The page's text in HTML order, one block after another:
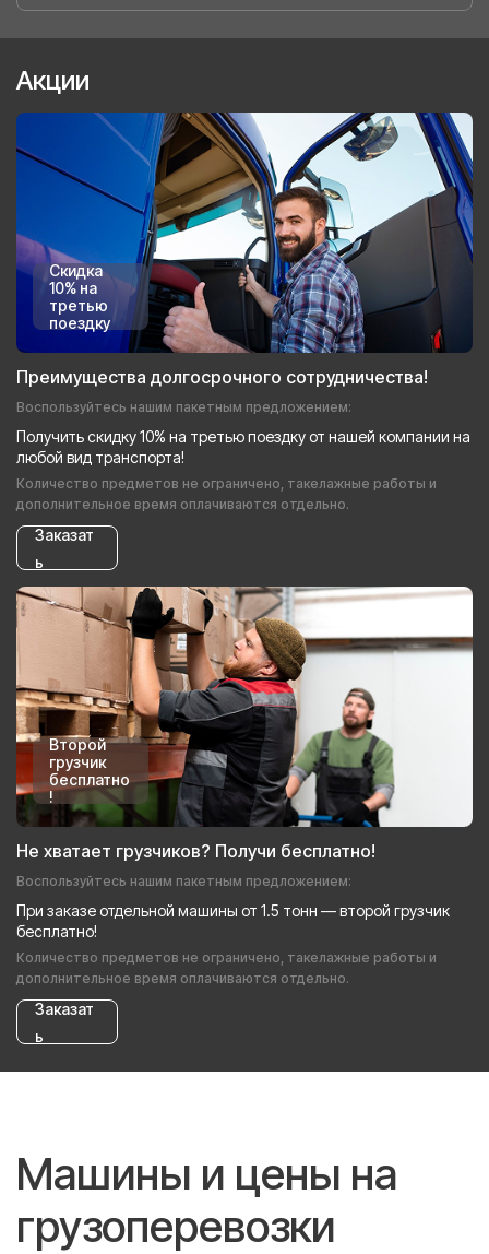
Акции
Скидка
10% на
третью
поездку
Преимущества долгосрочного сотрудничества!
Воспользуйтесь нашим пакетным предложением:
Получить скидку 10% на третью поездку от нашей компании на
любой вид транспорта!
Количество предметов не ограничено, такелажные работы и
дополнительное время оплачиваются отдельно.
Заказат
ь
Второй
грузчик
бесплатно
!
Не хватает грузчиков? Получи бесплатно!
Воспользуйтесь нашим пакетным предложением:
При заказе отдельной машины от 1.5 тонн — второй грузчик
бесплатно!
Количество предметов не ограничено, такелажные работы и
дополнительное время оплачиваются отдельно.
Заказат
ь
Машины и цены на
грузоперевозки